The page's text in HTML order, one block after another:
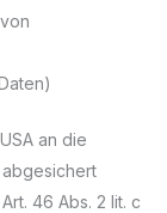
an die
abgesichert
46 Abs. 2 lit. c